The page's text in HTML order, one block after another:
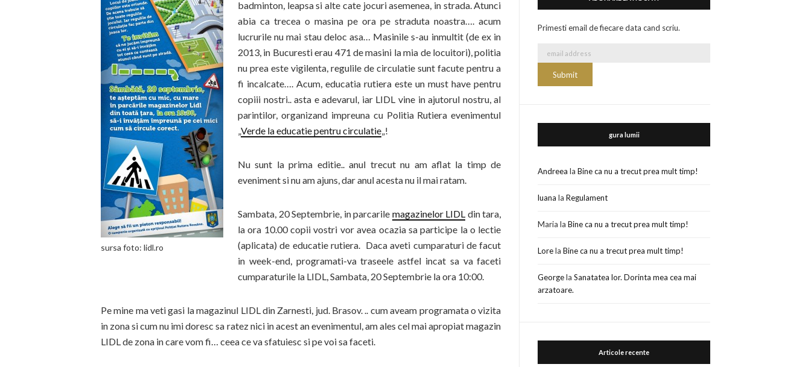
sursa foto: lidl.ro
badminton, leapsa si alte cate jocuri asemenea, in strada. Atunci
abia ca trecea o masina pe ora pe straduta noastra…. acum
lucrurile nu mai stau deloc asa… Masinile s-au inmultit (de ex in
2013, in Bucuresti erau 471 de masini la mia de locuitori), politia
nu prea este vigilenta, regulile de circulatie sunt facute pentru a
fi incalcate…. Acum, educatia rutiera este un must have pentru
copiii nostri.. asta e adevarul, iar LIDL vine in ajutorul nostru, al
parintilor, organizand impreuna cu Politia Rutiera evenimentul
„Verde la educatie pentru circulatie„!
Nu sunt la prima editie.. anul trecut nu am aflat la timp de
eveniment si nu am ajuns, dar anul acesta nu il mai ratam.
Sambata, 20 Septembrie, in parcarile magazinelor LIDL din tara,
la ora 10.00 copii vostri vor avea ocazia sa participe la o lectie
(aplicata) de educatie rutiera. Daca aveti cumparaturi de facut
in week-end, programati-va traseele astfel incat sa va faceti
cumparaturile la LIDL, Sambata, 20 Septembrie la ora 10:00.
Pe mine ma veti gasi la magazinul LIDL din Zarnesti, jud. Brasov. .. cum aveam programata o vizita
in zona si cum nu imi doresc sa ratez nici in acest an evenimentul, am ales cel mai apropiat magazin
LIDL de zona in care vom fi… ceea ce va sfatuiesc si pe voi sa faceti.
Primesti email de fiecare data cand scriu.
gura lumii
Andreea laBine ca nu a trecut prea mult timp!
luana laRegulament
Maria laBine ca nu a trecut prea mult timp!
LorelaBine ca nu a trecut prea mult timp!
GeorgelaSanatatea lor. Dorinta mea cea mai
arzatoare.
Articole recente